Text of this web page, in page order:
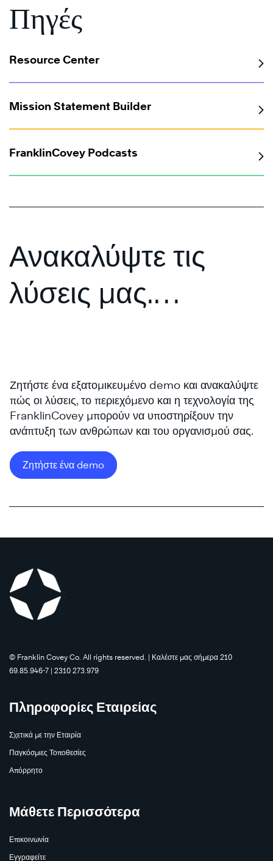
®
Πηγές
Resource Center
Mission Statement Builder
FranklinCovey Podcasts
Ανακαλύψτε τις
λύσεις μας.
παρουσίαση.
Ζητήστε ένα εξατομικευμένο demo και ανακαλύψτε
πώς οι λύσεις, το περιεχόμενο και η τεχνολογία της
FranklinCovey μπορούν να υποστηρίξουν την
ανάπτυξη των ανθρώπων και του οργανισμού σας.
Ζητήστε ένα demo
©️ Franklin Covey Co. All rights reserved. | Καλέστε μας σήμερα 210
69.85.946-7 | 2310 273.979
Πληροφορίες Εταιρείας
Σχετικά με την Εταιρία
Παγκόσμιες Τοποθεσίες
Απόρρητο
Μάθετε Περισσότερα
Επικοινωνία
Εγγραφείτε